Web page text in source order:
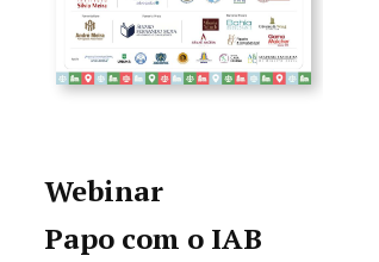
Webinar
Papo com o IAB